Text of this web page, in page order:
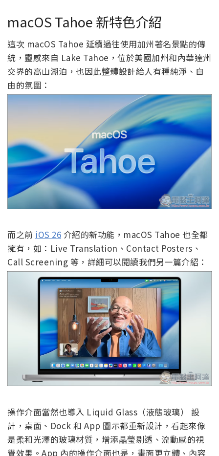
macOS Tahoe 新特色介紹
這次 macOS Tahoe 延續過往使用加州著名景點的傳
統，靈感來自 Lake Tahoe，位於美國加州和內華達州
交界的高山湖泊，也因此整體設計給人有種純淨、自
由的氛圍：
而之前 iOS 26 介紹的新功能，macOS Tahoe 也全都
擁有，如：Live Translation、Contact Posters、
Call Screening 等，詳細可以閱讀我們另一篇介紹：
操作介面當然也導入 Liquid Glass（液態玻璃） 設
計，桌面、Dock 和 App 圖示都重新設計，看起來像
是柔和光澤的玻璃材質，增添晶瑩剔透、流動感的視
覺效果。App 內的操作介面也是，畫面更立體、內容